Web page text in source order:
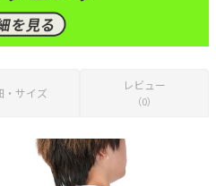
・サイズ
レビュー
（0）